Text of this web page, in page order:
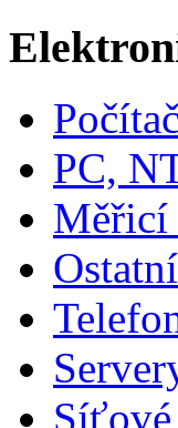
PC,
Měřicí